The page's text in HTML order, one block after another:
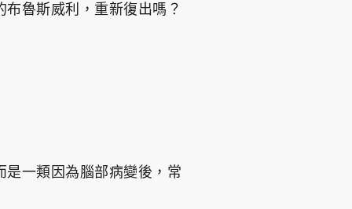
魯斯威利，重新復出嗎？
一類因為腦部病變後，常